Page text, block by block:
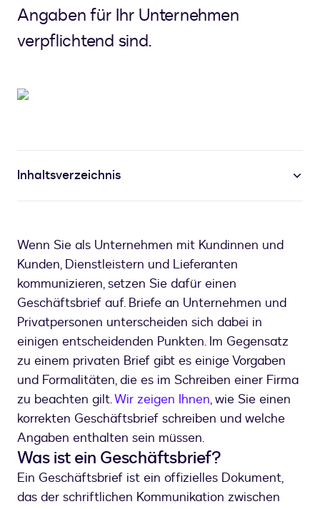
Angaben für Ihr Unternehmen
verpflichtend sind.
Inhaltsverzeichnis
Wenn Sie als Unternehmen mit Kundinnen und
Kunden, Dienstleistern und Lieferanten
kommunizieren, setzen Sie dafür einen
Geschäftsbrief auf. Briefe an Unternehmen und
Privatpersonen unterscheiden sich dabei in
einigen entscheidenden Punkten. Im Gegensatz
zu einem privaten Brief gibt es einige Vorgaben
und Formalitäten, die es im Schreiben einer Firma
zu beachten gilt.Wir zeigen Ihnen, wie Sie einen
korrekten Geschäftsbrief schreiben und welche
Angaben enthalten sein müssen.
Was ist ein Geschäftsbrief?
Ein Geschäftsbrief ist ein offizielles Dokument,
das der schriftlichen Kommunikation zwischen